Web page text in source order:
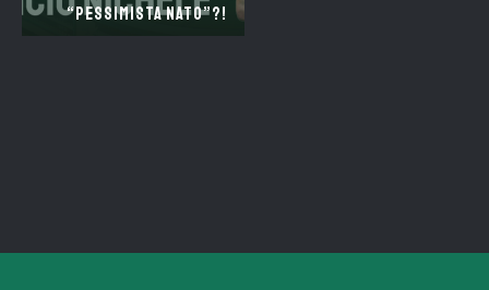
“PESSIMISTA NATO”?!